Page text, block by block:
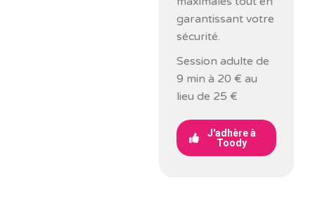
garantissant votre
sécurité.
Session adulte de
9 min à 20 € au
lieu de 25 €
J'adhère à
Toody